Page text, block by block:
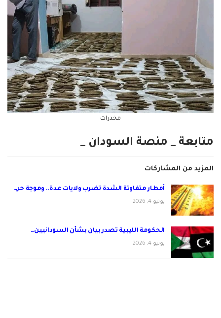
مخدرات
متابعة _ منصة السودان _
المزيد من المشاركات
أمطار متفاوتة الشدة تضرب ولايات عدة.. وموجة حر…
يونيو 4, 2026
الحكومة الليبية تصدر بيان بشأن السودانيين…
يونيو 4, 2026